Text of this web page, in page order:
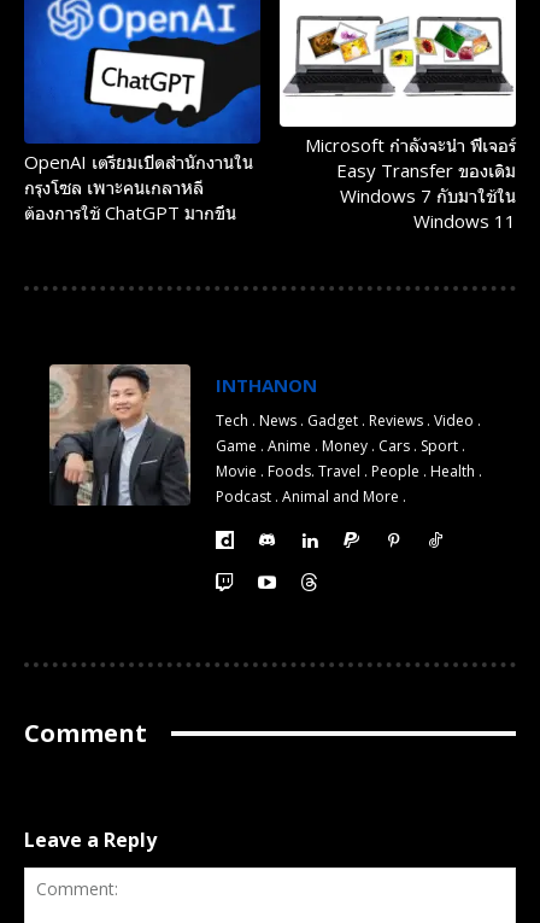
OpenAI เตรียมเปิดสำนักงานใน
กรุงโซล เพาะคนเกลาหลี
ต้องการใช้ ChatGPT มากขึ้น
Microsoft กำลังจะนำ ฟีเจอร์
Easy Transfer ของเดิม
Windows 7 กับมาใช้ใน
Windows 11
INTHANON
Tech . News . Gadget . Reviews . Video .
Game . Anime . Money . Cars . Sport .
Movie . Foods. Travel . People . Health .
Podcast . Animal and More .
Comment
Leave a Reply